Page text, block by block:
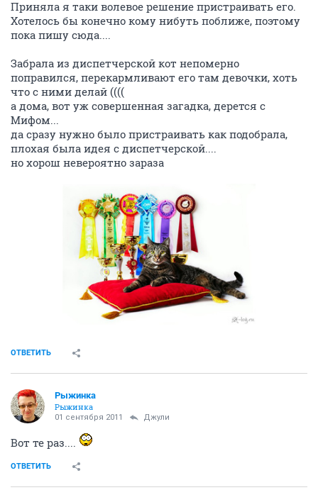
Приняла я таки волевое решение пристраивать его.
Хотелось бы конечно кому нибуть поближе, поэтому
пока пишу сюда....
Забрала из диспетчерской кот непомерно
поправился, перекармливают его там девочки, хоть
что с ними делай ((((
а дома, вот уж совершенная загадка, дерется с
Мифом...
да сразу нужно было пристраивать как подобрала,
плохая была идея с диспетчерской....
но хорош невероятно зараза
ОТВЕТИТЬ
Рыжинка
Рыжинка
01 сентября 2011 Джули
Вот те раз....
ОТВЕТИТЬ